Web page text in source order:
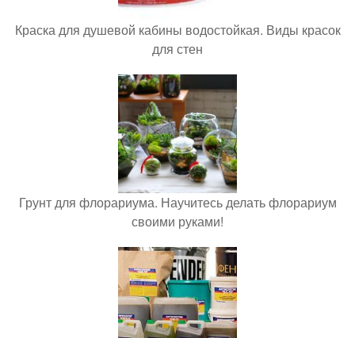
Краска для душевой кабины водостойкая. Виды красок
для стен
Грунт для флорариума. Научитесь делать флорариум
своими руками!